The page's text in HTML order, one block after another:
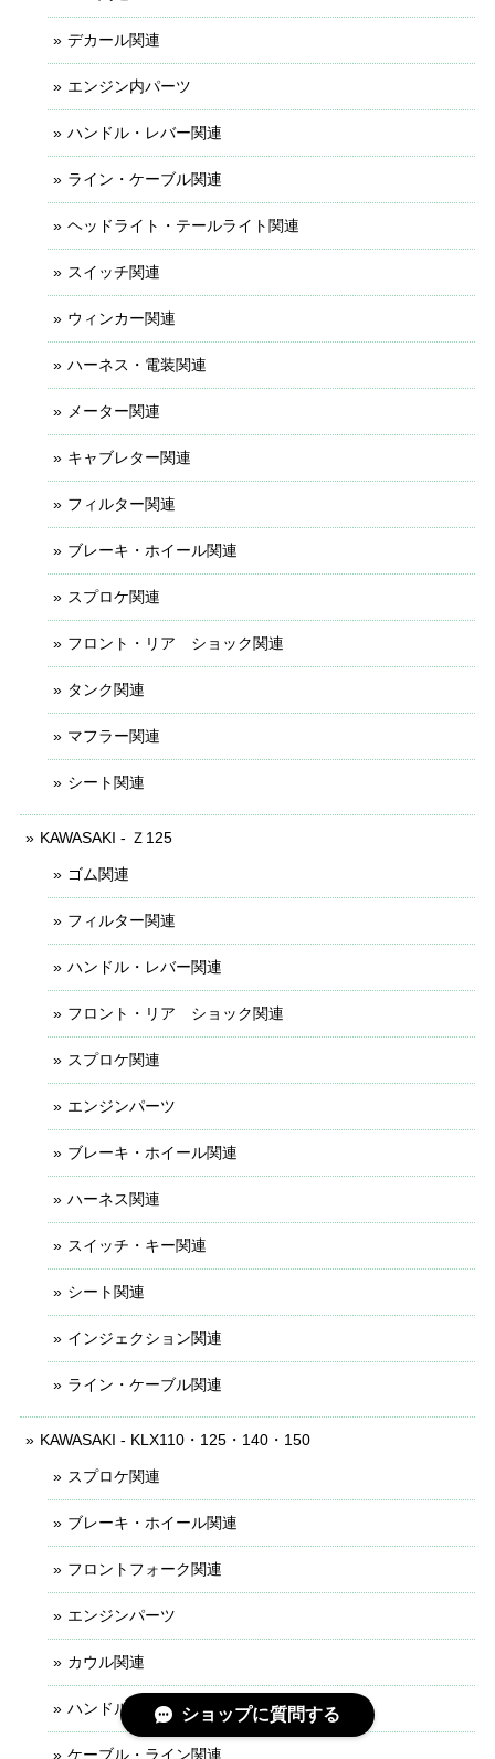
デカール関連
エンジン内パーツ
ハンドル・レバー関連
ライン・ケーブル関連
ヘッドライト・テールライト関連
スイッチ関連
ウィンカー関連
ハーネス・電装関連
メーター関連
キャブレター関連
フィルター関連
ブレーキ・ホイール関連
スプロケ関連
フロント・リア ショック関連
タンク関連
マフラー関連
シート関連
KAWASAKI - Ｚ125
ゴム関連
フィルター関連
ハンドル・レバー関連
フロント・リア ショック関連
スプロケ関連
エンジンパーツ
ブレーキ・ホイール関連
ハーネス関連
スイッチ・キー関連
シート関連
インジェクション関連
ライン・ケーブル関連
KAWASAKI - KLX110・125・140・150
スプロケ関連
ブレーキ・ホイール関連
フロントフォーク関連
エンジンパーツ
カウル関連
ハンドル・レバー関連
ケーブル・ライン関連
ショップに質問する